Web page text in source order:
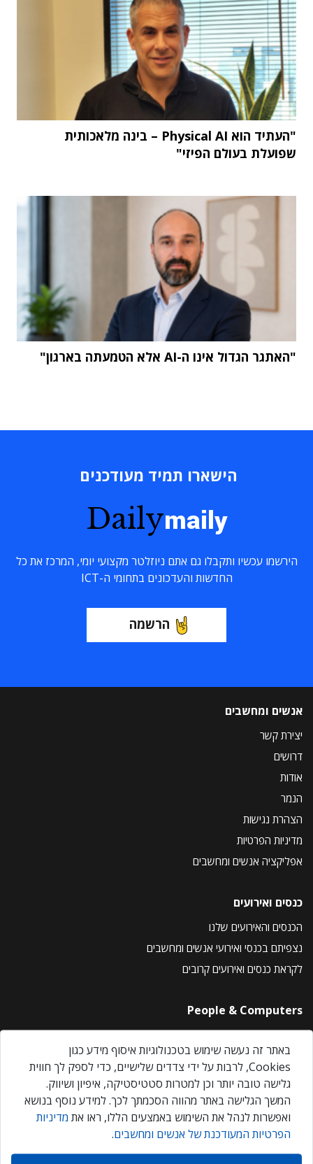
"העתיד הוא Physical AI – בינה מלאכותית
שפועלת בעולם הפיזי"
"האתגר הגדול אינו ה-AI אלא הטמעתה בארגון"
הישארו תמיד מעודכנים
Dailymaily
הירשמו עכשיו ותקבלו גם אתם ניוזלטר מקצועי יומי, המרכז את כל
החדשות והעדכונים בתחומי ה-ICT
הרשמה
אנשים ומחשבים
יצירת קשר
דרושים
אודות
הנמר
הצהרת נגישות
מדיניות הפרטיות
אפליקציה אנשים ומחשבים
כנסים ואירועים
הכנסים והאירועים שלנו
נצפיתם בכנסי ואירועי אנשים ומחשבים
לקראת כנסים ואירועים קרובים
People & Computers
About Us
Privacy Policy
Contact Us
Our Events
אנשים ומחשבים © 2026 – כל הזכויות שמורות
באתר זה נעשה שימוש בטכנולוגיות איסוף מידע כגון
Cookies, לרבות על ידי צדדים שלישיים, כדי לספק לך חווית
גלישה טובה יותר וכן למטרות סטטיסטיקה, איפיון ושיווק.
המשך הגלישה באתר מהווה הסכמתך לכך. למידע נוסף בנושא
ואפשרות לנהל את השימוש באמצעים הללו, ראו את מדיניות
הפרטיות המעודכנת של אנשים ומחשבים.